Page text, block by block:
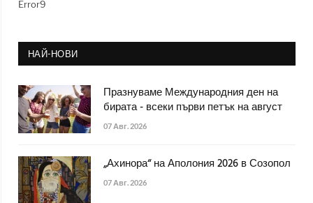
Error9
НАЙ-НОВИ
Празнуваме Международния ден на
бирата - всеки първи петък на август
07 Авг. 2026
„Ахинора“ на Аполония 2026 в Созопол
07 Авг. 2026